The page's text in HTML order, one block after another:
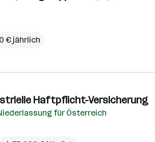
€ jährlich
Haftpflicht-Versicherung
für Österreich